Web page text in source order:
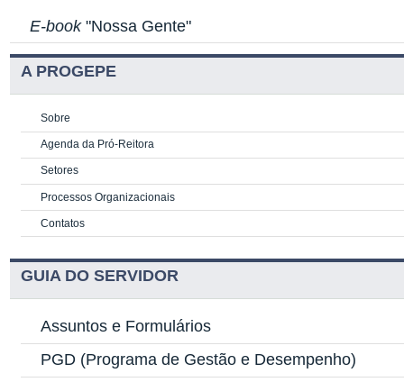
E-book"Nossa Gente"
A PROGEPE
Sobre
Agenda da Pró-Reitora
Setores
Processos Organizacionais
Contatos
GUIA DO SERVIDOR
Assuntos e Formulários
PGD (Programa de Gestão e Desempenho)